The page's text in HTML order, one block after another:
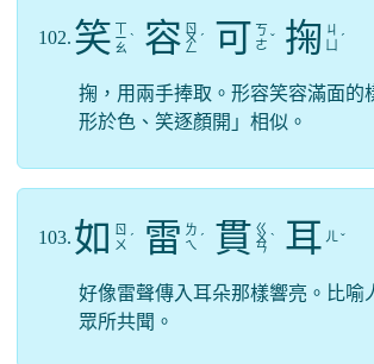
102. 笑 ㄧ
ㄠ
ˋ 容 ㄖ
ㄨ
ㄥ
ˊ 可 ㄎ
ㄜ ˇ 掬 ㄐ
ˊ
掬，用兩手捧取。形容笑容滿面的
形於色、笑逐顏開」相似。
103. 如
ㄖ
ㄨ ˊ 雷 ㄌ
ㄟ ˊ 貫 ㄍ
ㄨ
ㄢ
ˋ 耳 ㄦ ˇ
好像雷聲傳入耳朵那樣響亮。比喻
眾所共聞。